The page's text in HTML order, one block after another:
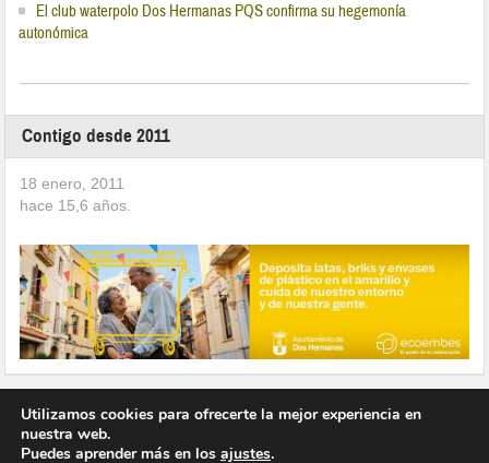
El club waterpolo Dos Hermanas PQS confirma su hegemonía
autonómica
Contigo desde 2011
18 enero, 2011
hace 15,6 años.
Utilizamos cookies para ofrecerte la mejor experiencia en
nuestra web.
Puedes aprender más en los ajustes.